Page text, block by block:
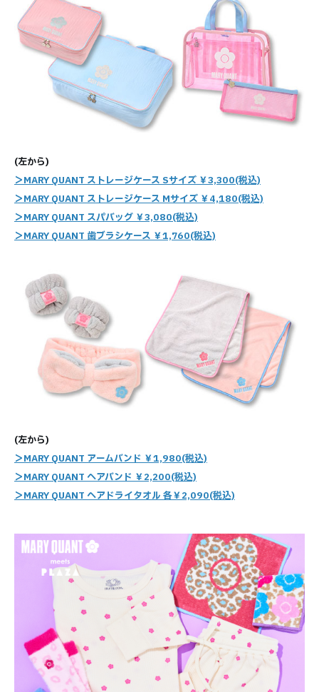
(左から)
＞MARY QUANT ストレージケース Sサイズ ￥3,300(税込)
＞MARY QUANT ストレージケース Mサイズ ￥4,180(税込)
＞MARY QUANT スパバッグ ￥3,080(税込)
＞MARY QUANT 歯ブラシケース ￥1,760(税込)
(左から)
＞MARY QUANT アームバンド ￥1,980(税込)
＞MARY QUANT ヘアバンド ￥2,200(税込)
＞MARY QUANT ヘアドライタオル 各￥2,090(税込)